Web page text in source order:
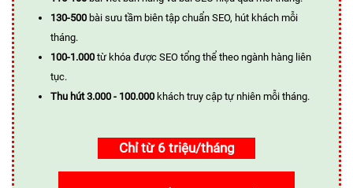
130-500 bài sưu tầm biên tập chuẩn SEO, hút khách mỗi
tháng.
100-1.000 từ khóa được SEO tổng thể theo ngành hàng liên
tục.
Thu hút 3.000 - 100.000 khách truy cập tự nhiên mỗi tháng.
Chỉ từ 6 triệu/tháng